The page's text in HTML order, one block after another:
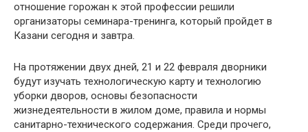
отношение горожан к этой профессии решили
организаторы семинара-тренинга, который пройдет в
Казани сегодня и завтра.
На протяжении двух дней, 21 и 22 февраля дворники
будут изучать технологическую карту и технологию
уборки дворов, основы безопасности
жизнедеятельности в жилом доме, правила и нормы
санитарно-технического содержания. Среди прочего,